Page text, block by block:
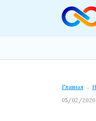
Главная →
05/02/2020